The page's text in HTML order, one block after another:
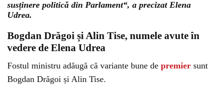
susținere politică din Parlament“, a precizat Elena
Udrea.
Bogdan Drăgoi și Alin Tise, numele avute în
vedere de Elena Udrea
Fostul ministru adăugă că variante bune de premier sunt
Bogdan Drăgoi și Alin Tise.